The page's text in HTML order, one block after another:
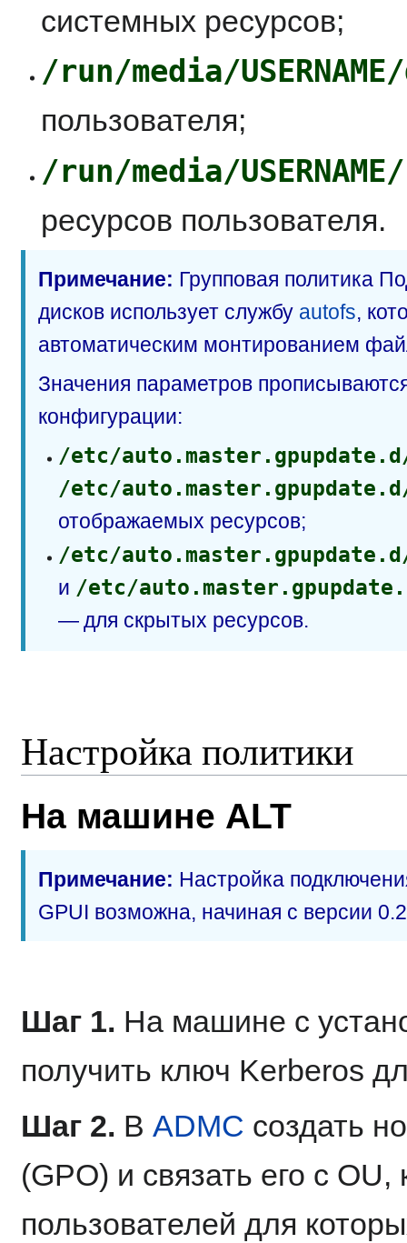
системных ресурсов;
/run/media/
пользователя;
/run/media/
ресурсов пользователя.
Примечание: Групповая политика
дисков использует службу autofs,
автоматическим монтированием
Значения параметров
конфигурации:
/etc/
/etc/
отображаемых ресурсов;
/etc/
и /etc/
— для скрытых ресурсов.
Настройка политики
На машине ALT
Примечание: Настройка
GPUI возможна, начиная с версии
Шаг 1. На машине с
получить ключ Kerberos
Шаг 2. В ADMC создать
(GPO) и связать его с
пользователей для